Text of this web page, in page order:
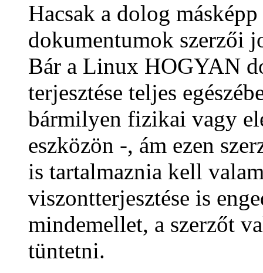
Hacsak a dolog
dokumentumok szerzői
Bár a Linux HOGYAN
terjesztése teljes
bármilyen fizikai vagy
eszközön -, ám ezen
is tartalmaznia kell
viszontterjesztése is
mindemellet, a szerzőt
tüntetni.